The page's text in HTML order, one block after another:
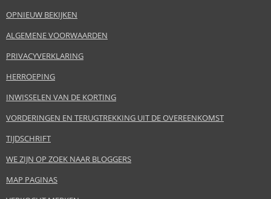
OPNIEUW BEKIJKEN
ALGEMENE VOORWAARDEN
PRIVACYVERKLARING
HERROEPING
INWISSELEN VAN DE KORTING
VORDERINGEN EN TERUGTREKKING UIT DE OVEREENKOMST
TIJDSCHRIFT
WE ZIJN OP ZOEK NAAR BLOGGERS
MAP PAGINAS